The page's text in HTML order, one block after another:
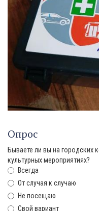
Опрос
Бываете ли вы на городских
культурных мероприятиях?
Всегда
От случая к случаю
Не посещаю
Свой вариант